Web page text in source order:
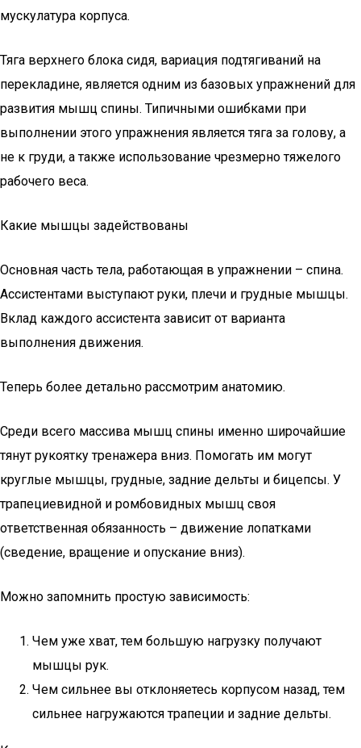
мускулатура корпуса.
Тяга верхнего блока сидя, вариация подтягиваний на
перекладине, является одним из базовых упражнений для
развития мышц спины. Типичными ошибками при
выполнении этого упражнения является тяга за голову, а
не к груди, а также использование чрезмерно тяжелого
рабочего веса.
Какие мышцы задействованы
Основная часть тела, работающая в упражнении – спина.
Ассистентами выступают руки, плечи и грудные мышцы.
Вклад каждого ассистента зависит от варианта
выполнения движения.
Теперь более детально рассмотрим анатомию.
Среди всего массива мышц спины именно широчайшие
тянут рукоятку тренажера вниз. Помогать им могут
круглые мышцы, грудные, задние дельты и бицепсы. У
трапециевидной и ромбовидных мышц своя
ответственная обязанность – движение лопатками
(сведение, вращение и опускание вниз).
Можно запомнить простую зависимость:
Чем уже хват, тем большую нагрузку получают
мышцы рук.
Чем сильнее вы отклоняетесь корпусом назад, тем
сильнее нагружаются трапеции и задние дельты.